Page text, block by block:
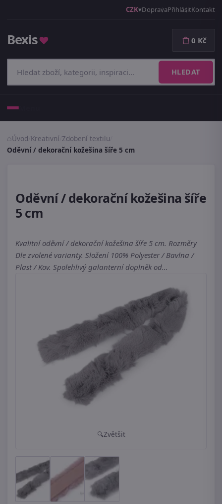
CZK DopravaPřihlásitKontakt
Bexis♥
HLEDAT
0 Kč
Úvod Kreativní Zdobení textilu
Oděvní / dekorační kožešina šíře 5 cm
Oděvní / dekorační kožešina šíře
5 cm
Kvalitní oděvní / dekorační kožešina šíře 5 cm. Rozměry
Dle zvolené varianty. Složení 100% Polyester / Bavlna /
Plast / Kov. Spolehlivý galanterní doplněk od…
Zvětšit